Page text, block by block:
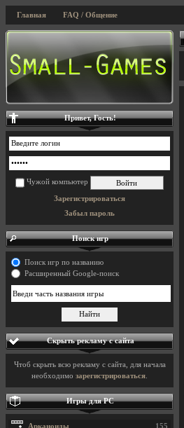
Главная FAQ / Общение
Привет, Гость!
Чужой компьютер
Зарегистрироваться
Забыл пароль
Поиск игр
Поиск игр по названию
Расширенный Google-поиск
Скрыть рекламу с сайта
Чтоб скрыть всю рекламу с сайта, для начала
необходимо зарегистрироваться
Игры для PC
155
Арканоиды